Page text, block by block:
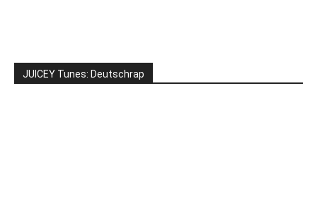
JUICEY Tunes: Deutschrap